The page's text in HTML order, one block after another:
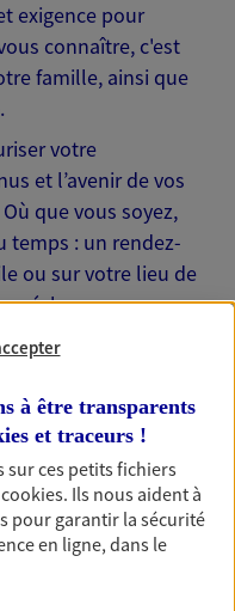
exigence pour
connaître, c'est
famille, ainsi que
votre
et l’avenir de vos
que vous soyez,
temps : un rendez-
ou sur votre lieu de
échanger avec
à être transparents
et traceurs !
sur ces petits fichiers
cookies. Ils nous aident à
pour garantir la sécurité
en ligne, dans le